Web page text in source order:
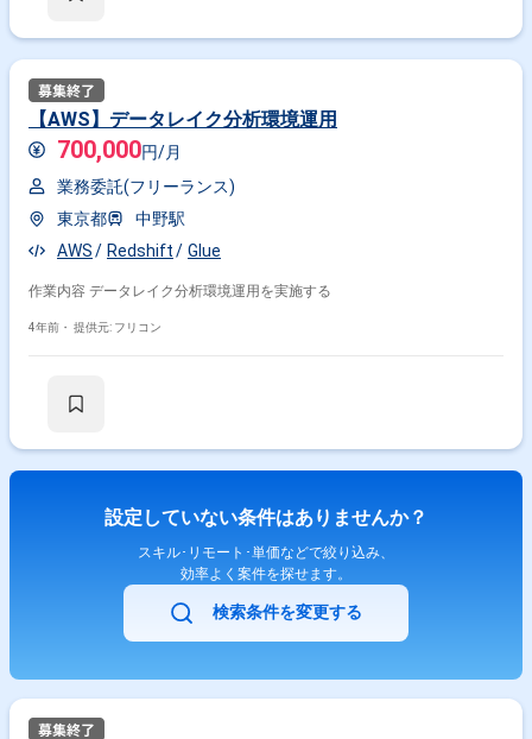
【AWS】データレイク分析環境運用
700,000円/月
業務委託(フリーランス)
東京都
中野駅
AWS
Redshift Glue
作業内容 データレイク分析環境運用を実施する
4年前・ 提供元: フリコン
設定していない条件はありませんか？
スキル･リモート･単価などで絞り込み、
効率よく案件を探せます。
検索条件を変更する